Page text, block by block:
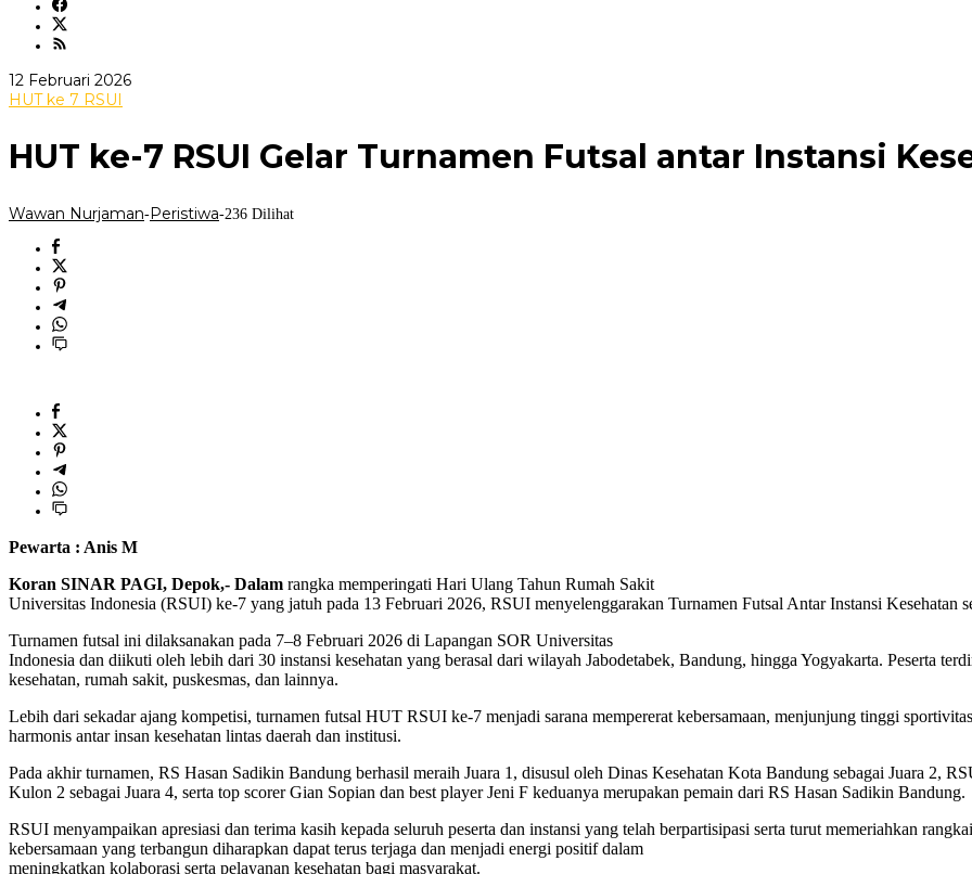
12 Februari 2026oleh
HUT ke 7 RSUI
HUT ke-7 RSUI Gelar Turnamen Futsal antar Instansi
Wawan Nurjaman-Peristiwa-236 Dilihat
Pewarta : Anis M
Koran SINAR PAGI, Depok,- Dalam rangka memperingati Hari Ulang Tahun Rumah Sakit
Universitas Indonesia (RSUI) ke-7 yang jatuh pada 13 Februari 2026, RSUI menyelenggarakan Turnamen Futsal Antar Instansi Kesehatan
Turnamen futsal ini dilaksanakan pada 7–8 Februari 2026 di Lapangan SOR Universitas
Indonesia dan diikuti oleh lebih dari 30 instansi kesehatan yang berasal dari wilayah Jabodetabek, Bandung, hingga Yogyakarta. Peserta
kesehatan, rumah sakit, puskesmas, dan lainnya.
Lebih dari sekadar ajang kompetisi, turnamen futsal HUT RSUI ke-7 menjadi sarana mempererat kebersamaan, menjunjung tinggi
harmonis antar insan kesehatan lintas daerah dan institusi.
Pada akhir turnamen, RS Hasan Sadikin Bandung berhasil meraih Juara 1, disusul oleh Dinas Kesehatan Kota Bandung sebagai Juara 2,
Kulon 2 sebagai Juara 4, serta top scorer Gian Sopian dan best player Jeni F keduanya merupakan pemain dari RS Hasan Sadikin Bandung.
RSUI menyampaikan apresiasi dan terima kasih kepada seluruh peserta dan instansi yang telah berpartisipasi serta turut memeriahkan
kebersamaan yang terbangun diharapkan dapat terus terjaga dan menjadi energi positif dalam
meningkatkan kolaborasi serta pelayanan kesehatan bagi masyarakat.